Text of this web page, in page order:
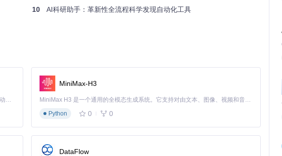
置
告
10 AI科研助手：革新性全流程科学发现自动化工具
Claude Code 的开源替代方案。连接任意大模型，编辑代码，运行命令，自动验证 — 全自动执行。用 Rust 构建，极致性能。 ｜ An open-source alternative to Claude Code. Connect any LLM, edit code, run commands, and verify changes — autonomously. Built in Rust for speed. Get Started
MiniMax-H3
MiniMax H3 是一个通用的全模态生成系统。它支持对由文本、图像、视频和音频组成的多模态上下文进行统一理解，并能生成分辨率高达 2K、时长可达 15 秒的带原生立体声音频的视频。得益于面向任务泛化的系统设计，H3 在预训练阶段就已具备广泛的多模态上下文理解与生成能力，能够出色地执行复杂的多模态指令。
Python
0 0
DataFlow